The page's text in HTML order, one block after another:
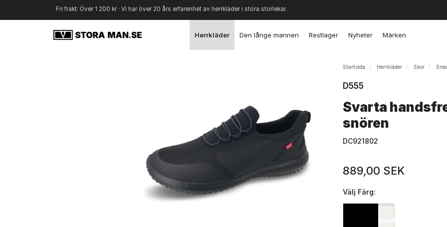
Fri frakt: Över 1 200 kr · Vi har över 20 års erfarenhet av herrkläder i stora storlekar.
Herrkläder Den långe mannen Restlager Nyheter Märken
Startsida Herrkläder Skor
D555
Svarta
snören
DC921802
889,00 SEK
Välj Färg:
Svart